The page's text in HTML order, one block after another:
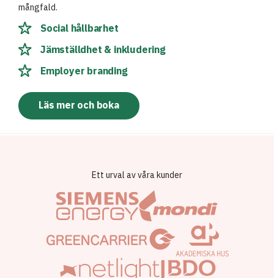
mångfald.
Social hållbarhet
Jämställdhet & inkludering
Employer branding
Läs mer och boka
Ett urval av våra kunder